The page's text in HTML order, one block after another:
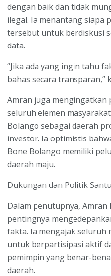
dengan baik dan tidak
ilegal. Ia menantang siapa
tersebut untuk berdiskusi
data.
“Jika ada yang ingin tahu
bahas secara transparan,”
Amran juga mengingatkan
seluruh elemen
Bolango sebagai daerah
investor. Ia optimistis
Bone Bolango memiliki
daerah maju.
Dukungan dan Politik
Dalam penutupnya,
pentingnya
fakta. Ia mengajak seluruh
untuk berpartisipasi aktif
pemimpin yang benar-
daerah.